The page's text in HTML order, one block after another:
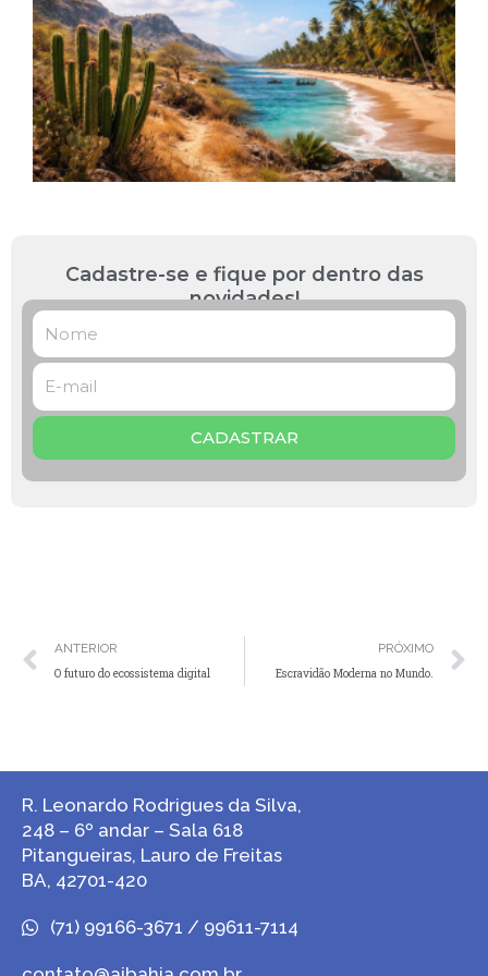
Cadastre-se e fique por dentro das
novidades!
CADASTRAR
ANTERIOR
O futuro do ecossistema digital
PRÓXIMO
Escravidão Moderna no Mundo.
R. Leonardo Rodrigues da Silva,
248 – 6º andar – Sala 618
Pitangueiras, Lauro de Freitas
BA, 42701-420
(71) 99166-3671 / 99611-7114